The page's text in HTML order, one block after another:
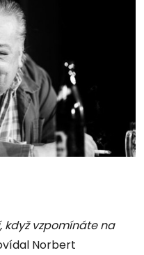
když vzpomínáte na
Norbert